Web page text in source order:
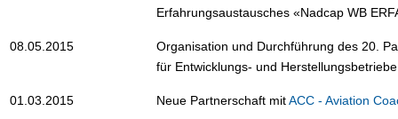
Erfahrungsaustausches «Nadcap WB
08.05.2015
Organisation und Durchführung des 20.
für Entwicklungs- und
01.03.2015 Neue Partnerschaft mitACC - Aviation